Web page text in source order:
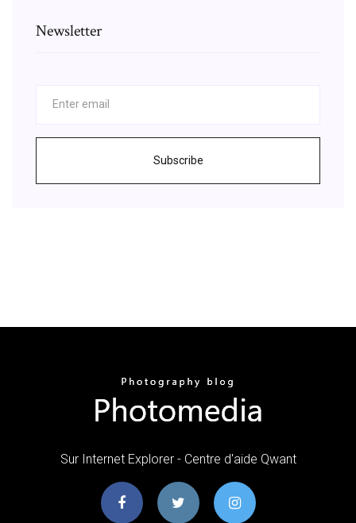
Newsletter
Subscribe
Sur Internet Explorer - Centre d'aide Qwant